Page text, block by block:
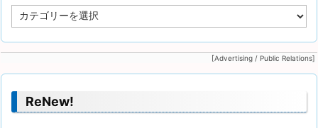
テ
リ
[Advertising / Public Relations]
ReNew!